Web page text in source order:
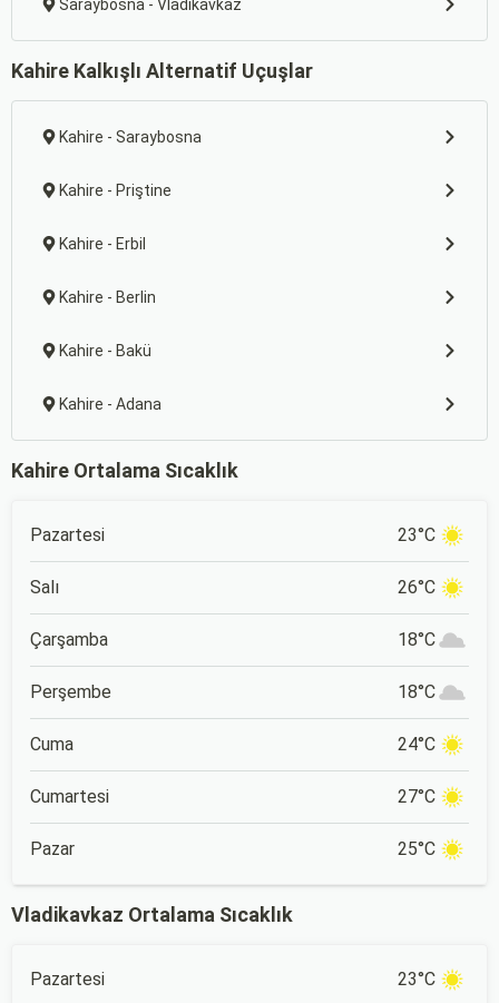
Saraybosna - Vladikavkaz
Kahire Kalkışlı Alternatif Uçuşlar
Kahire - Saraybosna
Kahire - Priştine
Kahire - Erbil
Kahire - Berlin
Kahire - Bakü
Kahire - Adana
Kahire Ortalama Sıcaklık
Pazartesi 23°C
Salı 26°C
Çarşamba 18°C
Perşembe 18°C
Cuma 24°C
Cumartesi 27°C
Pazar 25°C
Vladikavkaz Ortalama Sıcaklık
Pazartesi 23°C